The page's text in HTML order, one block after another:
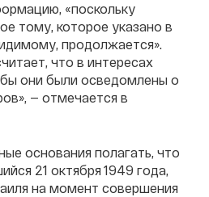
«поскольку
тому, которое указано в
продолжается».
что в интересах
они были осведомлены о
— отмечается в
основания полагать, что
21 октября 1949 года,
на момент совершения